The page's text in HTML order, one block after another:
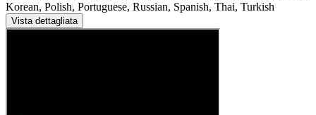
Korean, Polish, Portuguese, Russian, Spanish, Thai, Turkish
Vista dettagliata